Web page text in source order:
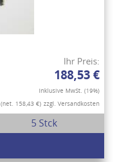
Ihr Preis:
188,53 €
Inklusive MwSt. (19%)
(net. 158,43 €) zzgl. Versandkosten
5 Stck